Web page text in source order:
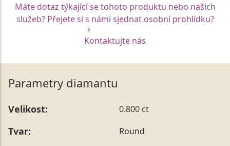
Máte dotaz týkající se tohoto produktu nebo našich
služeb? Přejete si s námi sjednat osobní prohlídku?
Kontaktujte nás
Parametry diamantu
Velikost: 0.800 ct
Tvar: Round